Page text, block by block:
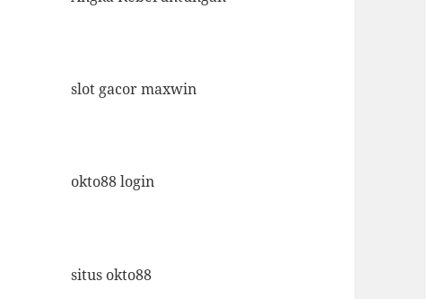
slot gacor maxwin
okto88 login
situs okto88